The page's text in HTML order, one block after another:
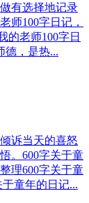
有选择地记录
师100字日记，
的老师100字日
德，是热...
诉当天的喜怒
。600字关于童
理600字关于童
童年的日记...